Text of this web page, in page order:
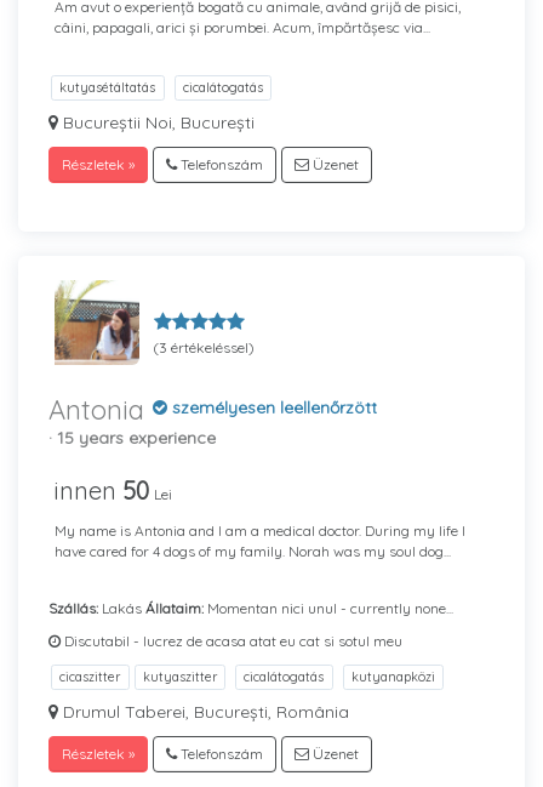
Am avut o experiență bogată cu animale, având grijă de pisici,
câini, papagali, arici și porumbei. Acum, împărtășesc via...
kutyasétáltatás cicalátogatás
Bucureștii Noi, București
Részletek » Telefonszám Üzenet
(3 értékeléssel)
Antonia
személyesen leellenőrzött
· 15 years experience
innen 50 Lei
My name is Antonia and I am a medical doctor. During my life I
have cared for 4 dogs of my family. Norah was my soul dog...
Szállás: Lakás Állataim: Momentan nici unul - currently none...
Discutabil - lucrez de acasa atat eu cat si sotul meu
cicaszitter kutyaszitter cicalátogatás kutyanapközi
Drumul Taberei, București, România
Részletek » Telefonszám Üzenet